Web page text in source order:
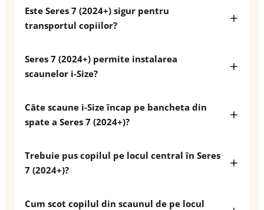
Este Seres 7 (2024+) sigur pentru
transportul copiilor?
Seres 7 (2024+) permite instalarea
scaunelor i-Size?
Câte scaune i-Size încap pe bancheta din
spate a Seres 7 (2024+)?
Trebuie pus copilul pe locul central în Seres
7 (2024+)?
Cum scot copilul din scaunul de pe locul